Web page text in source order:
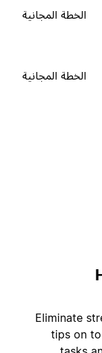
الخطة المجانية
الخطة المجانية
tips